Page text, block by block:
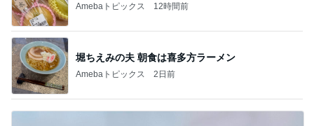
Amebaトピックス 12時間前
堀ちえみの夫 朝食は喜多方ラーメン
Amebaトピックス 2日前